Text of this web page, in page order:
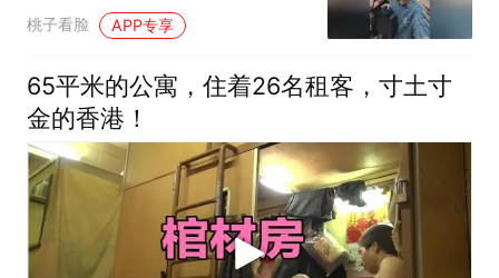
桃子看脸 APP专享
65平米的公寓，住着26名租客，寸土寸
金的香港！